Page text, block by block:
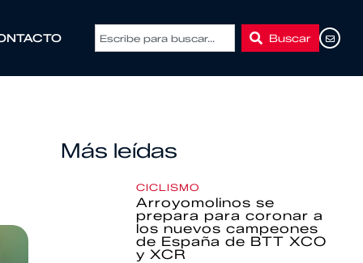
Buscar
Más leídas
CICLISMO
Arroyomolinos se
prepara para coronar a
los nuevos campeones
de España de BTT XCO
y XCR